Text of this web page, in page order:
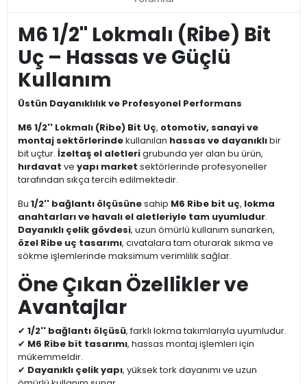
M6 1/2'' Lokmalı (Ribe) Bit
Uç – Hassas ve Güçlü
Kullanım
Üstün Dayanıklılık ve Profesyonel Performans
M6 1/2'' Lokmalı (Ribe) Bit Uç, otomotiv, sanayi ve
montaj sektörlerindekullanılan hassas ve dayanıklıbir
bit uçtur. İzeltaş el aletlerigrubunda yer alan bu ürün,
hırdavat ve yapı market sektörlerinde profesyoneller
tarafından sıkça tercih edilmektedir.
Bu 1/2'' bağlantı ölçüsünesahip M6 Ribe bit uç, lokma
anahtarları ve havalı el aletleriyle tam uyumludur.
Dayanıklı çelik gövdesi, uzun ömürlü kullanım sunarken,
özel Ribe uç tasarımı, cıvatalara tam oturarak sıkma ve
sökme işlemlerinde maksimum verimlilik sağlar.
Öne Çıkan Özellikler ve
Avantajlar
✔ 1/2'' bağlantı ölçüsü, farklı lokma takımlarıyla uyumludur.
✔ M6 Ribe bit tasarımı, hassas montaj işlemleri için
mükemmeldir.
✔ Dayanıklı çelik yapı, yüksek tork dayanımı ve uzun